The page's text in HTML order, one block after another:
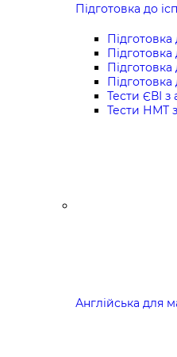
Підготовка до
Підготовка
Підготовка
Підготовка
Тести ЄВІ з
Тести НМТ
Англійська для